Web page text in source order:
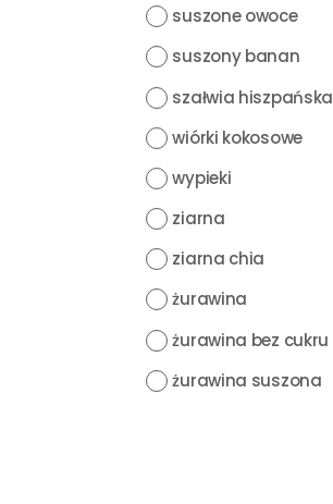
suszone owoce
suszony banan
szałwia hiszpańska
wiórki kokosowe
wypieki
ziarna
ziarna chia
żurawina
żurawina bez cukru
żurawina suszona